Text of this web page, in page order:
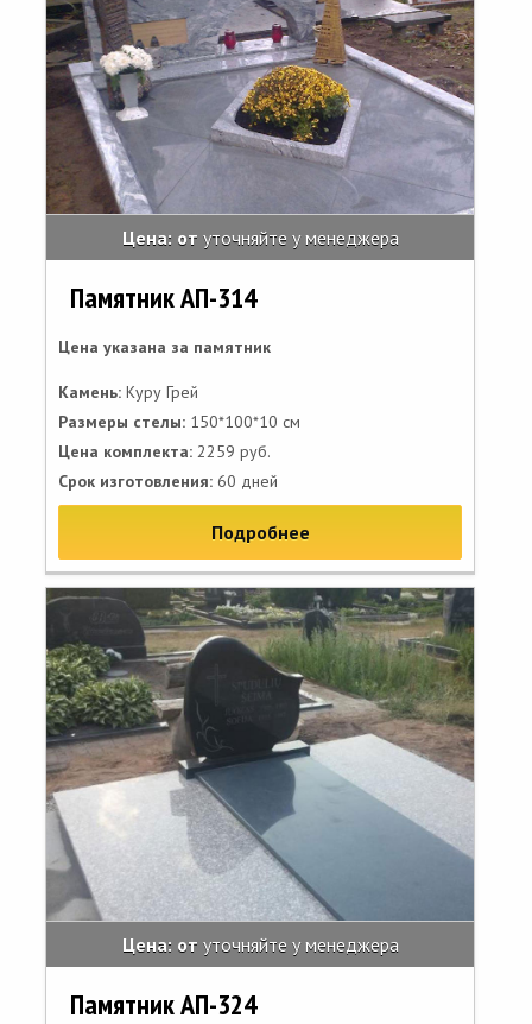
Цена: от уточняйте у менеджера
Памятник АП-314
Цена указана за памятник
Камень: Куру Грей
Размеры стелы: 150*100*10 см
Цена комплекта: 2259 руб.
Срок изготовления: 60 дней
Подробнее
Цена: от уточняйте у менеджера
Памятник АП-324